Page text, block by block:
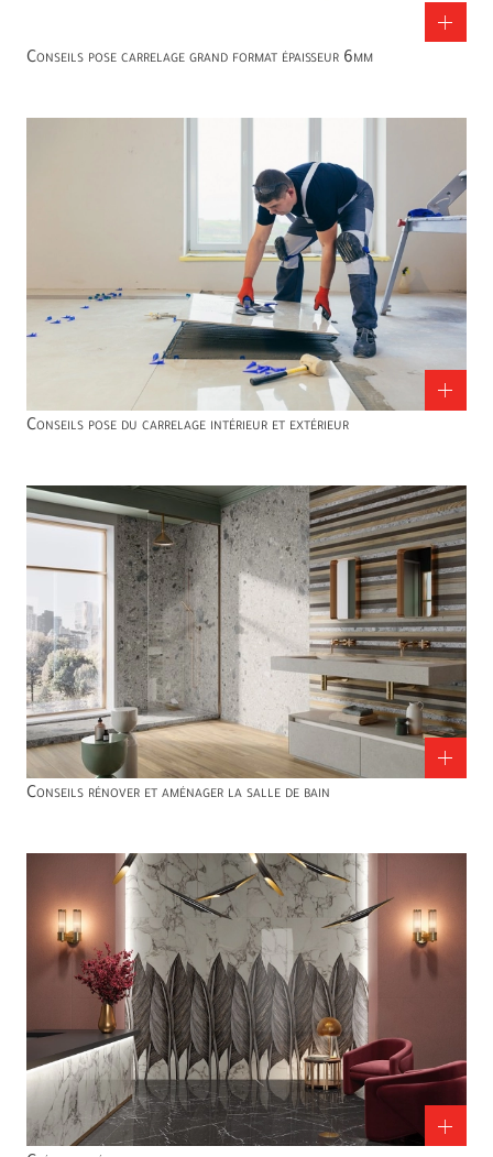
Conseils pose carrelage grand format épaisseur 6mm
Conseils pose du carrelage intérieur et extérieur
Conseils rénover et aménager la salle de bain